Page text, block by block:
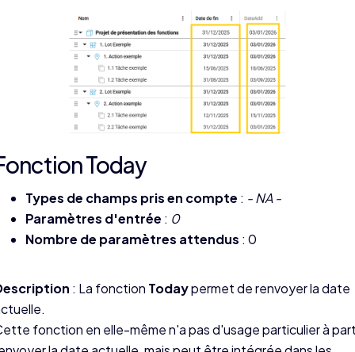
Today
Types de champs pris en compte : - NA -
Paramètres d'entrée : 0
Nombre de paramètres attendus : 0
: La fonction Todaypermet de renvoyer la date
fonction en elle-même n'a pas d'usage particulier à